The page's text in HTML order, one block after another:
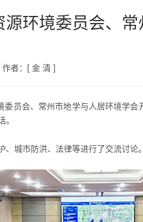
环境委员会、
作者：[ 金 清 ]
员会、常州市地学与人居环境学
城市防洪、法律等进行了交流讨论。